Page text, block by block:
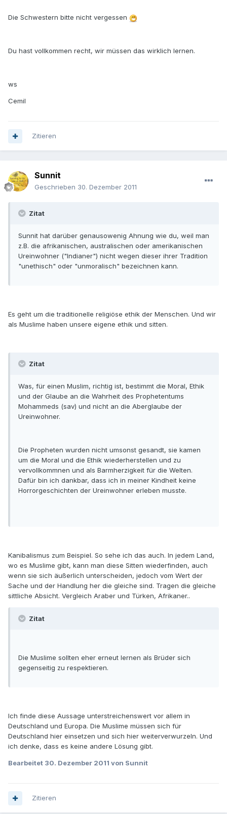
Die Schwestern bitte nicht vergessen
Du hast vollkommen recht, wir müssen das wirklich lernen.
ws
Cemil
Zitieren
Sunnit
Geschrieben 30. Dezember 2011
Zitat
Sunnit hat darüber genausowenig Ahnung wie du, weil man
z.B. die afrikanischen, australischen oder amerikanischen
Ureinwohner ("Indianer") nicht wegen dieser ihrer Tradition
"unethisch" oder "unmoralisch" bezeichnen kann.
Es geht um die traditionelle religiöse ethik der Menschen. Und wir
als Muslime haben unsere eigene ethik und sitten.
Zitat
Was, für einen Muslim, richtig ist, bestimmt die Moral, Ethik
und der Glaube an die Wahrheit des Prophetentums
Mohammeds (sav) und nicht an die Aberglaube der
Ureinwohner.
Die Propheten wurden nicht umsonst gesandt, sie kamen
um die Moral und die Ethik wiederherstellen und zu
vervollkommnen und als Barmherzigkeit für die Welten.
Dafür bin ich dankbar, dass ich in meiner Kindheit keine
Horrorgeschichten der Ureinwohner erleben musste.
Kanibalismus zum Beispiel. So sehe ich das auch. In jedem Land,
wo es Muslime gibt, kann man diese Sitten wiederfinden, auch
wenn sie sich äußerlich unterscheiden, jedoch vom Wert der
Sache und der Handlung her die gleiche sind. Tragen die gleiche
sittliche Absicht. Vergleich Araber und Türken, Afrikaner..
Zitat
Die Muslime sollten eher erneut lernen als Brüder sich
gegenseitig zu respektieren.
Ich finde diese Aussage unterstreichenswert vor allem in
Deutschland und Europa. Die Muslime müssen sich für
Deutschland hier einsetzen und sich hier weiterverwurzeln. Und
ich denke, dass es keine andere Lösung gibt.
Bearbeitet 30. Dezember 2011 von Sunnit
Zitieren